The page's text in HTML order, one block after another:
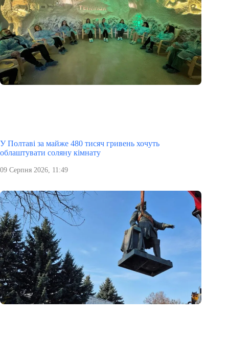
У Полтаві за майже 480 тисяч гривень хочуть
облаштувати соляну кімнату
09 Серпня 2026, 11:49